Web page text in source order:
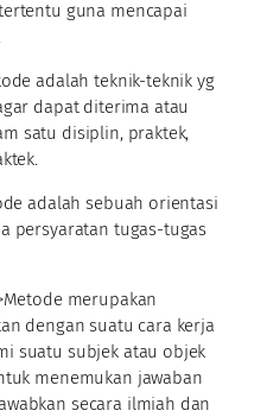
guna mencapai
adalah teknik-teknik yg
dapat diterima atau
satu disiplin, praktek,
adalah sebuah orientasi
persyaratan tugas-tugas
merupakan
dengan suatu cara kerja
suatu subjek atau objek
menemukan jawaban
secara ilmiah dan